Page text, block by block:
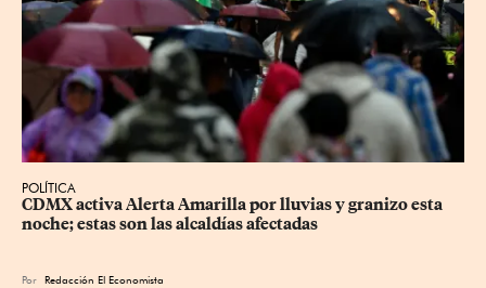
POLÍTICA
CDMX activa Alerta Amarilla por lluvias y granizo esta
noche; estas son las alcaldías afectadas
Por Redacción El Economista